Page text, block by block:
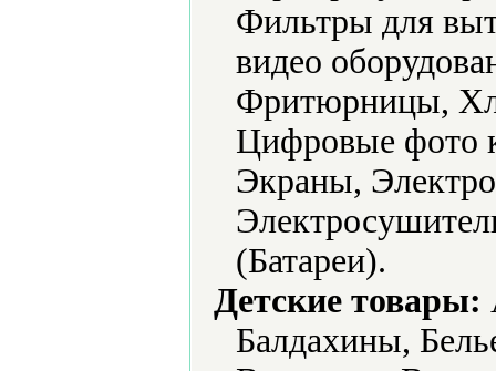
Фильтры для
видео
Фритюрницы,
Цифровые фото
Экраны,
(Батареи).
Детские товары:
Балдахины,